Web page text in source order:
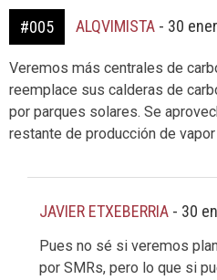
#005 ALQVIMISTA - 30
Veremos más centrales de
reemplace sus calderas de
por parques solares. Se
restante de producción de
JAVIER ETXEBERRIA - 30
Pues no sé si veremos
por SMRs, pero lo que si